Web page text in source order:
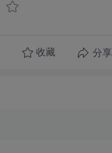
收藏 分享